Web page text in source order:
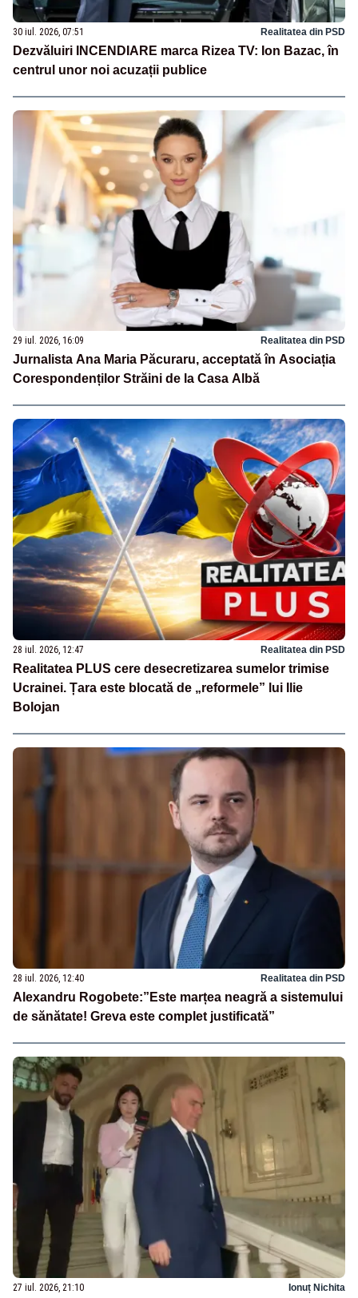
30 iul. 2026, 07:51 Realitatea din PSD
Dezvăluiri INCENDIARE marca Rizea TV: Ion Bazac, în
centrul unor noi acuzații publice
29 iul. 2026, 16:09 Realitatea din PSD
Jurnalista Ana Maria Păcuraru, acceptată în Asociația
Corespondenților Străini de la Casa Albă
28 iul. 2026, 12:47 Realitatea din PSD
Realitatea PLUS cere desecretizarea sumelor trimise
Ucrainei. Țara este blocată de „reformele” lui Ilie
Bolojan
28 iul. 2026, 12:40 Realitatea din PSD
Alexandru Rogobete:”Este marțea neagră a sistemului
de sănătate! Greva este complet justificată”
27 iul. 2026, 21:10 Ionuț Nichita